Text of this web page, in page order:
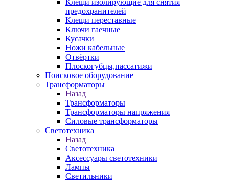
Клещи изолирующие для снятия
предохранителей
Клещи переставные
Ключи гаечные
Кусачки
Ножи кабельные
Отвёртки
Плоскогубцы,пассатижи
Поисковое оборудование
Трансформаторы
Назад
Трансформаторы
Трансформаторы напряжения
Силовые трансформаторы
Светотехника
Назад
Светотехника
Аксессуары светотехники
Лампы
Светильники